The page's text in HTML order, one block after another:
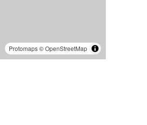
Protomaps©OpenStreetMap